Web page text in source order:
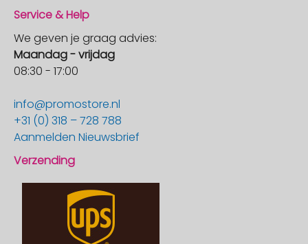
Service & Help
We geven je graag advies:
Maandag - vrijdag
08:30 - 17:00
info@promostore.nl
+31 (0) 318 – 728 788
Aanmelden Nieuwsbrief
Verzending